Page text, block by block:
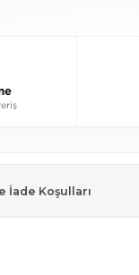
İade Koşulları